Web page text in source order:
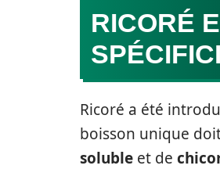
RICORÉ
Ricoré a été
boisson unique
soluble et de